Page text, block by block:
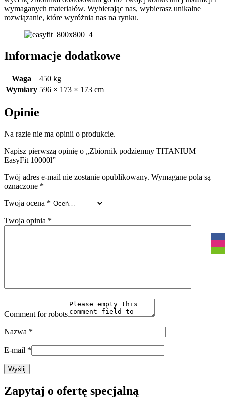
wymaganych materiałów. Wybierając nas, wybierasz unikalne
rozwiązanie, które wyróżnia nas na rynku.
Informacje dodatkowe
Waga
450 kg
Wymiary 596 × 173 × 173 cm
Opinie
Na razie nie ma opinii o produkcie.
Napisz pierwszą opinię o „Zbiornik podziemny TITANIUM
EasyFit 10000l”
Twój adres e-mail nie zostanie opublikowany. Wymagane pola są
oznaczone *
Twoja ocena *
Twoja opinia *
Comment for robots
Nazwa *
E-mail *
Zapytaj o ofertę specjalną